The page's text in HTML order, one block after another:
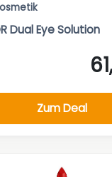
Dual Eye Solution
Zum Deal